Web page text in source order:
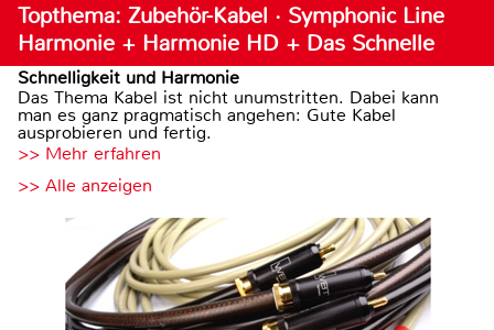
Topthema: Zubehör-Kabel · Symphonic Line
Harmonie + Harmonie HD + Das Schnelle
Schnelligkeit und Harmonie
Das Thema Kabel ist nicht unumstritten. Dabei kann
man es ganz pragmatisch angehen: Gute Kabel
ausprobieren und fertig.
>> Mehr erfahren
>> Alle anzeigen